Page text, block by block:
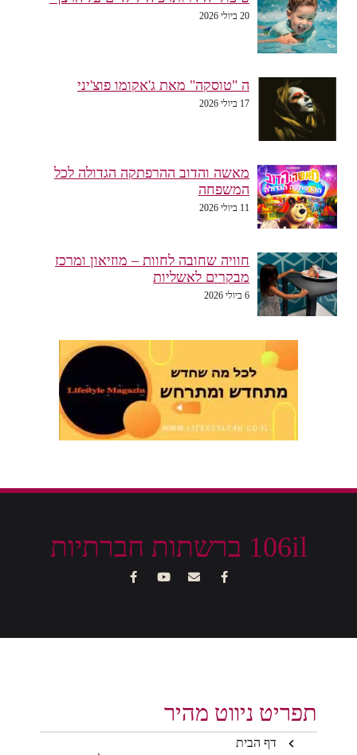
20 ביולי 2026
ה "טוסקה" מאת ג'אקומו פוצ'יני
17 ביולי 2026
מאשה והדוב ההרפתקה הגדולה לכל
המשפחה
11 ביולי 2026
חוויה שחובה לחוות – מוזיאון ומרכז
מבקרים לאשליות
6 ביולי 2026
106il ברשתות חברתיות
תפריט ניווט מהיר
דף הבית